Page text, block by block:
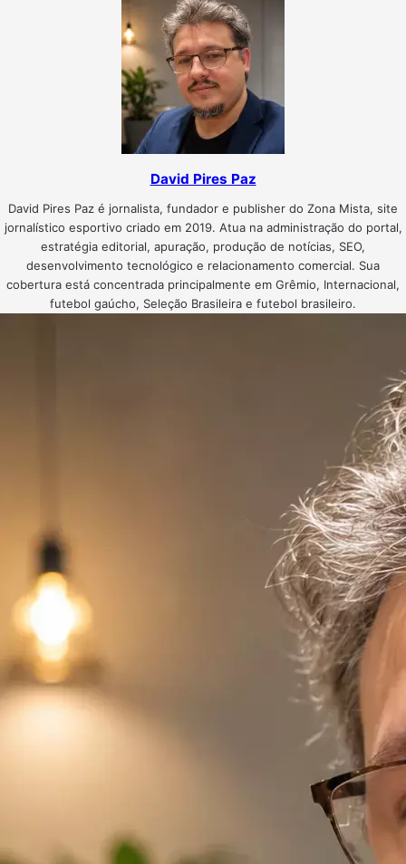
David Pires Paz
David Pires Paz é jornalista, fundador e publisher do Zona Mista, site
jornalístico esportivo criado em 2019. Atua na administração do portal,
estratégia editorial, apuração, produção de notícias, SEO,
desenvolvimento tecnológico e relacionamento comercial. Sua
cobertura está concentrada principalmente em Grêmio, Internacional,
futebol gaúcho, Seleção Brasileira e futebol brasileiro.